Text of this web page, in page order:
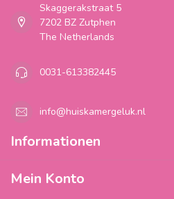
Skaggerakstraat 5
7202 BZ Zutphen
The Netherlands
0031-613382445
info@huiskamergeluk.nl
Informationen
Mein Konto